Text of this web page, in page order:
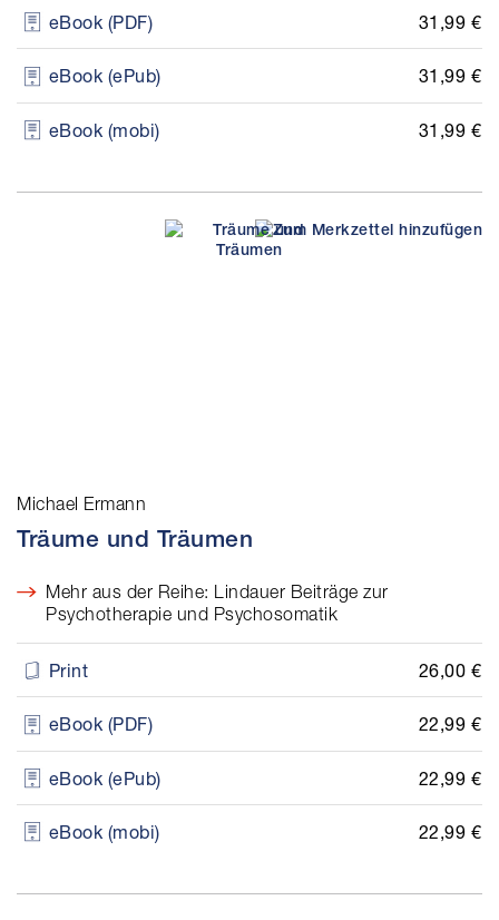
eBook (PDF) 31,99 €
eBook (ePub) 31,99 €
eBook (mobi) 31,99 €
Michael Ermann
Träume und Träumen
Mehr aus der Reihe: Lindauer Beiträge zur
Psychotherapie und Psychosomatik
Print 26,00 €
eBook (PDF) 22,99 €
eBook (ePub) 22,99 €
eBook (mobi) 22,99 €